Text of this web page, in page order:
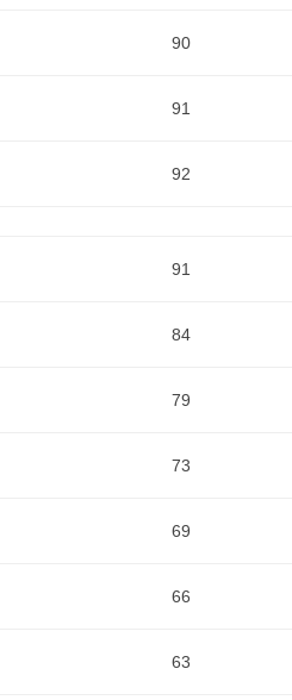
90
91
92
91
84
79
73
69
66
63